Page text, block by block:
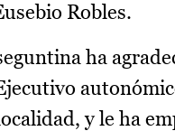
Robles.
ha
y le ha